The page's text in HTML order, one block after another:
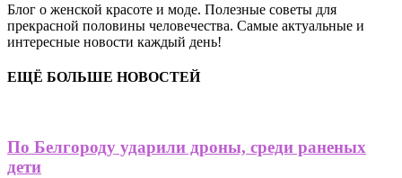
Блог о женской красоте и моде. Полезные советы для
прекрасной половины человечества. Самые актуальные и
интересные новости каждый день!
ЕЩЁ БОЛЬШЕ НОВОСТЕЙ
По Белгороду ударили дроны, среди раненых
дети